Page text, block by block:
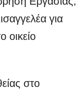
για
οικείο
στο